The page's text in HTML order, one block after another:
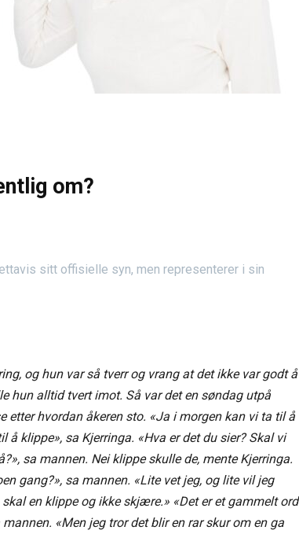
om?
sitt offisielle syn, men representerer i sin
og hun var så tverr og vrang at det ikke var godt å
hun alltid tvert imot. Så var det en søndag utpå
etter hvordan åkeren sto. «Ja i morgen kan vi ta til å
klippe», sa Kjerringa. «Hva er det du sier? Skal vi
sa mannen. Nei klippe skulle de, mente Kjerringa.
gang?», sa mannen. «Lite vet jeg, og lite vil jeg
en klippe og ikke skjære.» «Det er et gammelt ord
«Men jeg tror det blir en rar skur om en ga